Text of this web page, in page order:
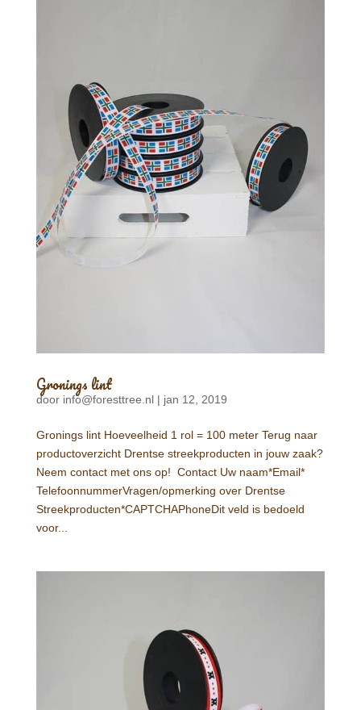
Gronings lint
door info@foresttree.nl| jan 12, 2019
Gronings lint Hoeveelheid 1 rol = 100 meter Terug naar
productoverzicht Drentse streekproducten in jouw zaak?
Neem contact met ons op! Contact Uw naam*Email*
TelefoonnummerVragen/opmerking over Drentse
Streekproducten*CAPTCHAPhoneDit veld is bedoeld
voor...